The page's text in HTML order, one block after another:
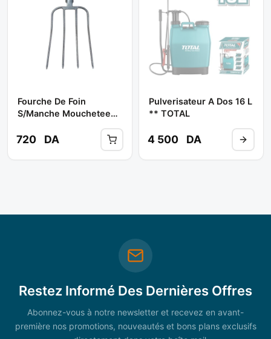
Fourche De Foin
S/manche Mouchetee
720 DA
Pulverisateur A Dos 16 L
** TOTAL
4 500 DA
Restez Informé Des Dernières Offres
Abonnez-vous à notre newsletter et recevez en avant-
première nos promotions, nouveautés et bons plans exclusifs